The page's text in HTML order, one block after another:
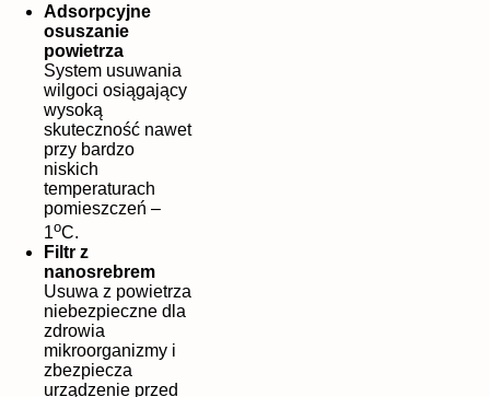
Adsorpcyjne
osuszanie
powietrza
System usuwania
wilgoci osiągający
wysoką
skuteczność nawet
przy bardzo
niskich
temperaturach
pomieszczeń –
1oC.
Filtr z
nanosrebrem
Usuwa z powietrza
niebezpieczne dla
zdrowia
mikroorganizmy i
zbezpiecza
urządzenie przed